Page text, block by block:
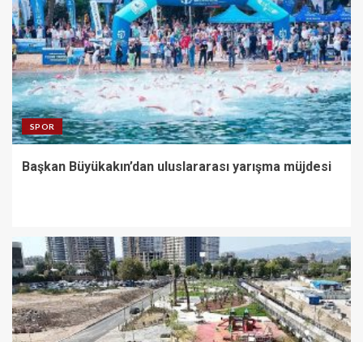
SPOR
Başkan Büyükakın’dan uluslararası yarışma müjdesi